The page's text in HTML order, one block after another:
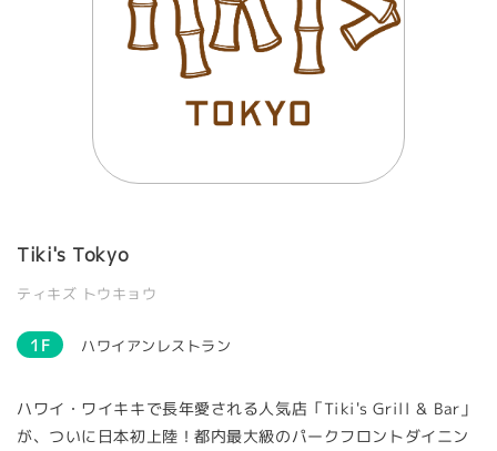
Tiki's Tokyo
ティキズ トウキョウ
1F ハワイアンレストラン
ハワイ・ワイキキで長年愛される人気店「Tiki's Grill & Bar」
が、ついに日本初上陸！都内最大級のパークフロントダイニン